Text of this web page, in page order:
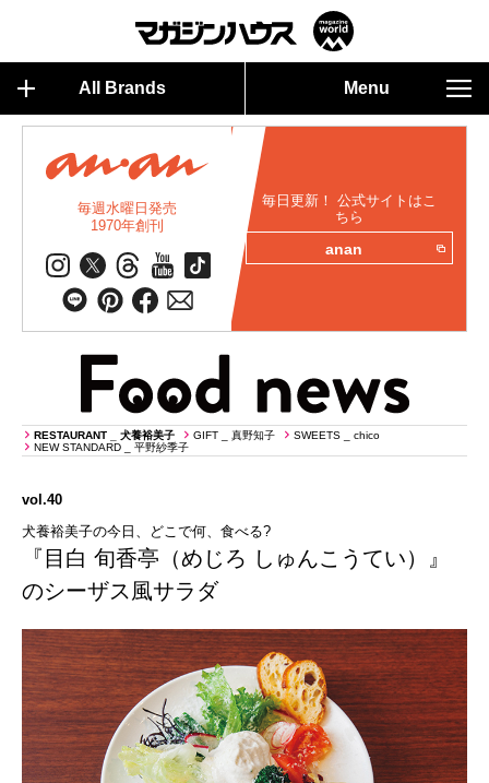
All Brands Menu
毎週水曜日発売
1970年創刊
毎日更新！ 公式サイトはこ
ちら
anan
RESTAURANT _ 犬養裕美子 GIFT _ 真野知子
SWEETS _ chico
NEW STANDARD _ 平野紗季子
vol.40
犬養裕美子の今日、どこで何、食べる?
『目白 旬香亭（めじろ しゅんこうてい）』
のシーザス風サラダ